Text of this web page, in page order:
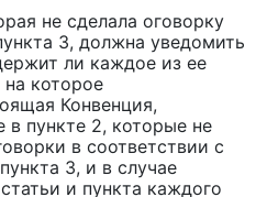
не сделала оговорку
3, должна уведомить
ли каждое из ее
которое
Конвенция,
пункте 2, которые не
в соответствии с
3, и в случае
и пункта каждого